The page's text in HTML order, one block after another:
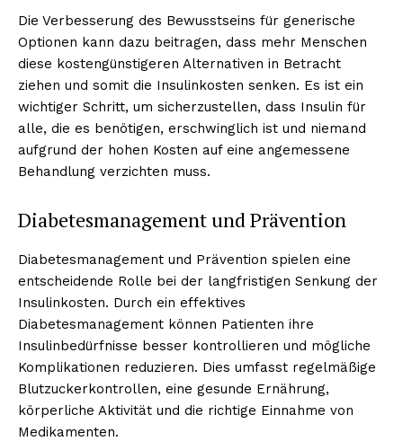
Die Verbesserung des Bewusstseins für generische
Optionen kann dazu beitragen, dass mehr Menschen
diese kostengünstigeren Alternativen in Betracht
ziehen und somit die Insulinkosten senken. Es ist ein
wichtiger Schritt, um sicherzustellen, dass Insulin für
alle, die es benötigen, erschwinglich ist und niemand
aufgrund der hohen Kosten auf eine angemessene
Behandlung verzichten muss.
Diabetesmanagement und Prävention
Diabetesmanagement und Prävention spielen eine
entscheidende Rolle bei der langfristigen Senkung der
Insulinkosten. Durch ein effektives
Diabetesmanagement können Patienten ihre
Insulinbedürfnisse besser kontrollieren und mögliche
Komplikationen reduzieren. Dies umfasst regelmäßige
Blutzuckerkontrollen, eine gesunde Ernährung,
körperliche Aktivität und die richtige Einnahme von
Medikamenten.